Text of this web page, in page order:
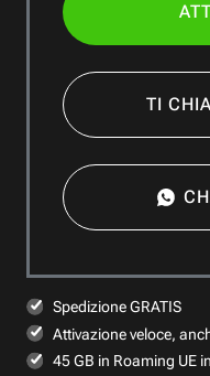
TI
Spedizione GRATIS
Attivazione veloce,
45 GB in Roaming UE